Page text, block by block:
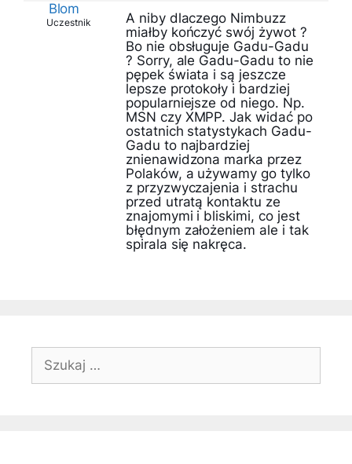
Blom
Uczestnik
A niby dlaczego Nimbuzz
miałby kończyć swój żywot ?
Bo nie obsługuje Gadu-Gadu
? Sorry, ale Gadu-Gadu to nie
pępek świata i są jeszcze
lepsze protokoły i bardziej
popularniejsze od niego. Np.
MSN czy XMPP. Jak widać po
ostatnich statystykach Gadu-
Gadu to najbardziej
znienawidzona marka przez
Polaków, a używamy go tylko
z przyzwyczajenia i strachu
przed utratą kontaktu ze
znajomymi i bliskimi, co jest
błędnym założeniem ale i tak
spirala się nakręca.
Szukaj: